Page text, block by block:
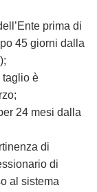
prima di
45 giorni dalla
taglio è
24 mesi dalla
di
di
al sistema